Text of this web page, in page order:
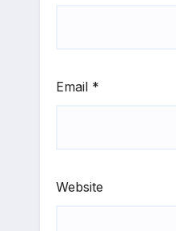
Email *
Website